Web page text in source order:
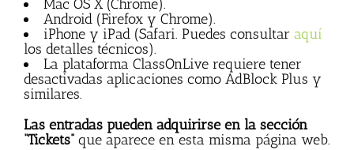
Mac OS X (Chrome).
Android (Firefox y Chrome).
iPhone y iPad (Safari. Puedes consultar aquí
los detalles técnicos).
La plataforma ClassOnLive requiere tener
desactivadas aplicaciones como AdBlock Plus y
similares.
Las entradas pueden adquirirse en la sección
“Tickets” que aparece en esta misma página web.